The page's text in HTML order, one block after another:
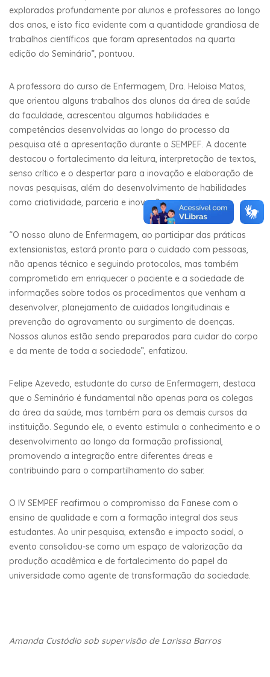
explorados profundamente por alunos e professores ao longo
dos anos, e isto fica evidente com a quantidade grandiosa de
trabalhos científicos que foram apresentados na quarta
edição do Seminário”, pontuou.
A professora do curso de Enfermagem, Dra. Heloisa Matos,
que orientou alguns trabalhos dos alunos da área de saúde
da faculdade, acrescentou algumas habilidades e
competências desenvolvidas ao longo do processo da
pesquisa até a apresentação durante o SEMPEF. A docente
destacou o fortalecimento da leitura, interpretação de textos,
senso crítico e o despertar para a inovação e elaboração de
novas pesquisas, além do desenvolvimento de habilidades
como criatividade, parceria e inovação em equipe.
“O nosso aluno de Enfermagem, ao participar das práticas
extensionistas, estará pronto para o cuidado com pessoas,
não apenas técnico e seguindo protocolos, mas também
comprometido em enriquecer o paciente e a sociedade de
informações sobre todos os procedimentos que venham a
desenvolver, planejamento de cuidados longitudinais e
prevenção do agravamento ou surgimento de doenças.
Nossos alunos estão sendo preparados para cuidar do corpo
e da mente de toda a sociedade”, enfatizou.
Felipe Azevedo, estudante do curso de Enfermagem, destaca
que o Seminário é fundamental não apenas para os colegas
da área da saúde, mas também para os demais cursos da
instituição. Segundo ele, o evento estimula o conhecimento e o
desenvolvimento ao longo da formação profissional,
promovendo a integração entre diferentes áreas e
contribuindo para o compartilhamento do saber.
O IV SEMPEF reafirmou o compromisso da Fanese com o
ensino de qualidade e com a formação integral dos seus
estudantes. Ao unir pesquisa, extensão e impacto social, o
evento consolidou-se como um espaço de valorização da
produção acadêmica e de fortalecimento do papel da
universidade como agente de transformação da sociedade.
Amanda Custódio sob supervisão de Larissa Barros